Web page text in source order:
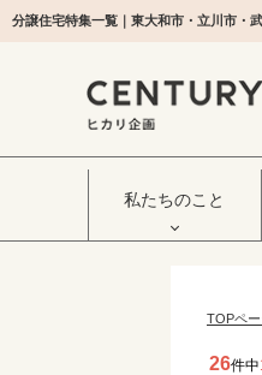
分譲住宅特集一覧｜東大和市・立川市・
私たちのこと
TOPペー
26件中